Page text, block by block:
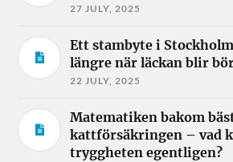
27 JULY, 2025
Ett stambyte i
längre när läckan blir
22 JULY, 2025
Matematiken bakom
kattförsäkringen – vad
tryggheten egentligen?